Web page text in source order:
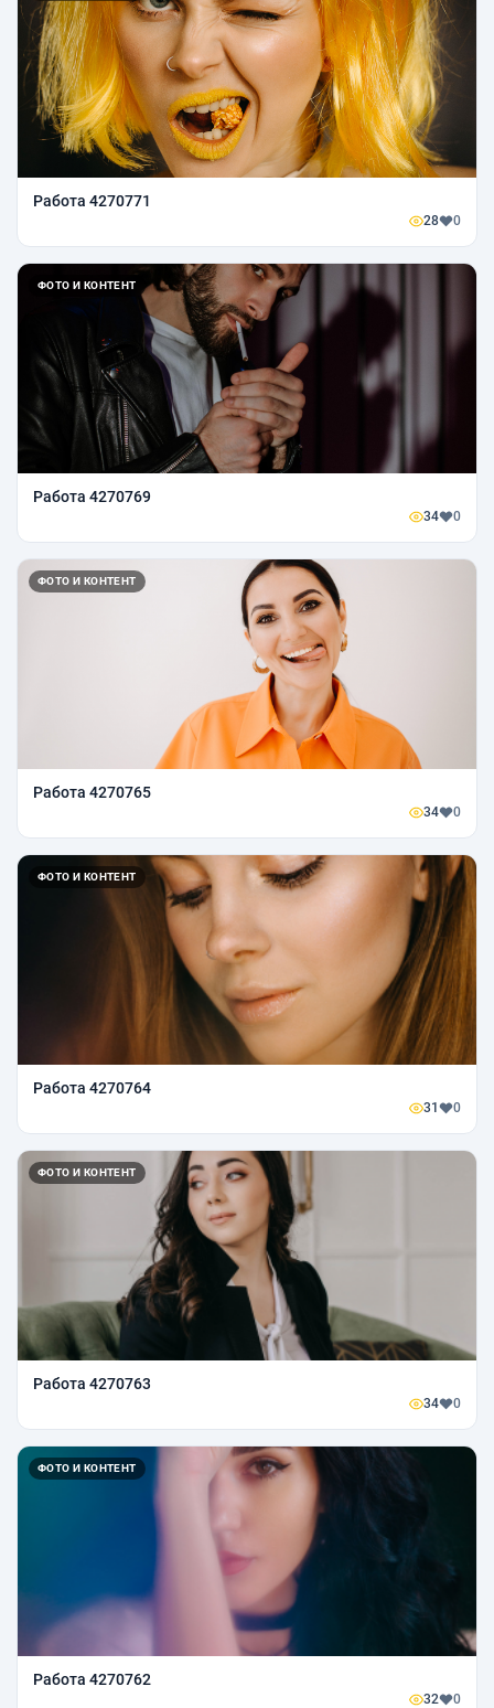
Работа 4270771
28 0
ФОТО И КОНТЕНТ
Работа 4270769
34 0
ФОТО И КОНТЕНТ
Работа 4270765
34 0
ФОТО И КОНТЕНТ
Работа 4270764
31 0
ФОТО И КОНТЕНТ
Работа 4270763
34 0
ФОТО И КОНТЕНТ
Работа 4270762
32 0